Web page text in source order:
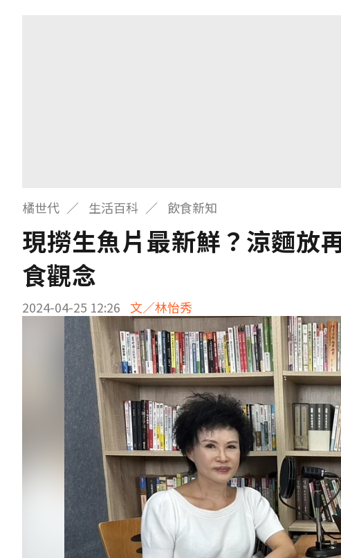
橘世代 生活百科 飲食新知
現撈生魚片最新鮮？涼麵放
食觀念
2024-04-25 12:26 文／林怡秀